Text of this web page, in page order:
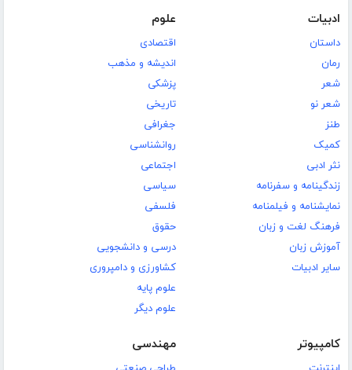
ادبیات
داستان
رمان
شعر
شعر نو
طنز
کمیک
نثر ادبی
زندگینامه و سفرنامه
نمایشنامه و فیلمنامه
فرهنگ لغت و زبان
آموزش زبان
سایر ادبیات
علوم
اقتصادی
اندیشه و مذهب
پزشکی
تاریخی
جغرافی
روانشناسی
اجتماعی
سیاسی
فلسفی
حقوق
درسی و دانشجویی
کشاورزی و دامپروری
علوم پایه
علوم دیگر
کامپیوتر مهندسی